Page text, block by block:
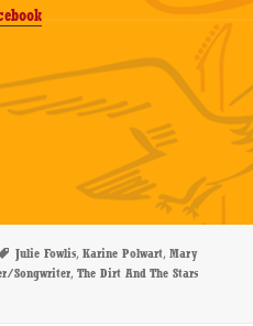
Schlagwörter
Julie Fowlis,Karine Polwart,Mary
Songwriter,The Dirt And The Stars
Chapin Carpenter, Julie Fowlis & Karine